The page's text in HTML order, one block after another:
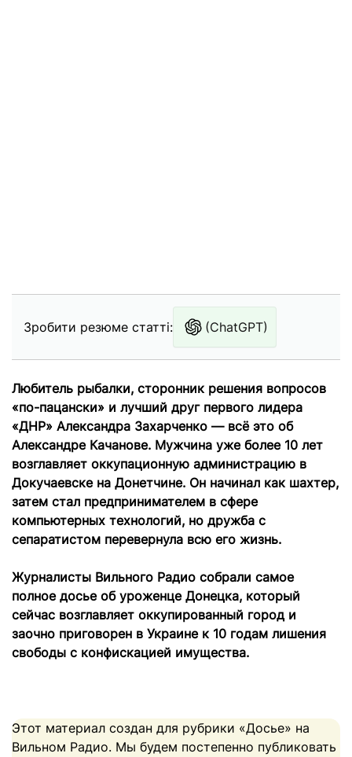
Зробити резюме статті: (ChatGPT)
Любитель рыбалки, сторонник решения вопросов
«по-пацански» и лучший друг первого лидера
«ДНР» Александра Захарченко — всё это об
Александре Качанове. Мужчина уже более 10 лет
возглавляет оккупационную администрацию в
Докучаевске на Донетчине. Он начинал как шахтер,
затем стал предпринимателем в сфере
компьютерных технологий, но дружба с
сепаратистом перевернула всю его жизнь.
Журналисты Вильного Радио собрали самое
полное досье об уроженце Донецка, который
сейчас возглавляет оккупированный город и
заочно приговорен в Украине к 10 годам лишения
свободы с конфискацией имущества.
Этот материал создан для рубрики «Досье» на
Вильном Радио. Мы будем постепенно публиковать